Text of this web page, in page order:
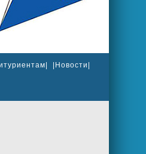
|Новости|